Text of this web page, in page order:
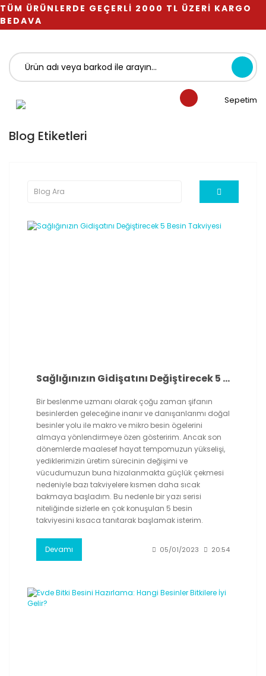
TÜM ÜRÜNLERDE GEÇERLİ 2000 TL ÜZERİ KARGO
BEDAVA
Sepetim
Blog Etiketleri
Sağlığınızın Gidişatını Değiştirecek 5 Besin Takviyesi
Bir beslenme uzmanı olarak çoğu zaman şifanın
besinlerden geleceğine inanır ve danışanlarımı doğal
besinler yolu ile makro ve mikro besin ögelerini
almaya yönlendirmeye özen gösteririm. Ancak son
dönemlerde maalesef hayat tempomuzun yükselişi,
yediklerimizin üretim sürecinin değişimi ve
vücudumuzun buna hizalanmakta güçlük çekmesi
nedeniyle bazı takviyelere kısmen daha sıcak
bakmaya başladım. Bu nedenle bir yazı serisi
niteliğinde sizlerle en çok konuşulan 5 besin
takviyesini kısaca tanıtarak başlamak isterim.
Devamı 05/01/2023 20:54